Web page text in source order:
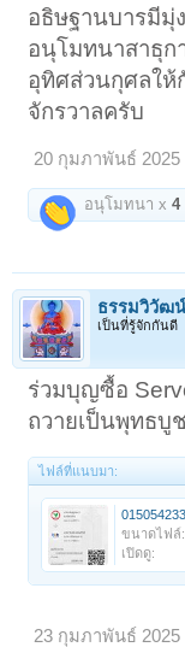
อธิษฐานบารมีมุ่
อนุโมทนาสาธุ
อุทิศส่วนกุศลให้
จักรวาลครับ
20 กุมภาพันธ์ 2025
อนุโมทนา x4
ธรรมวิวัฒน์
เป็นที่รู้จักกันดี
ร่วมบุญซื้อ
ถวายเป็นพุทธบู
ไฟล์ที่แนบมา:
ขนาดไฟล์:
เปิดดู:
23 กุมภาพันธ์ 2025